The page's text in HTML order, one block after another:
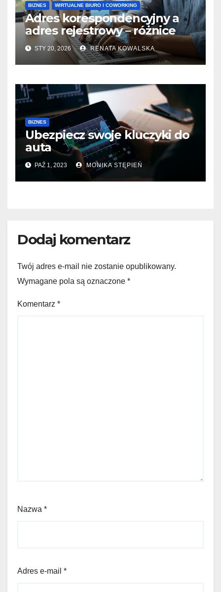
BIZNES WIRTUALNE BIURO I COWORKING
Adres korespondencyjny a
adres rejestrowy – różnice
STY 20, 2026 RENATA KOWALSKA
BIZNES
Ubezpiecz swoje kluczyki do
auta
PAŹ 1, 2023 MONIKA STĘPIEŃ
Dodaj komentarz
Twój adres e-mail nie zostanie opublikowany.
Wymagane pola są oznaczone *
Komentarz *
Nazwa *
Adres e-mail *